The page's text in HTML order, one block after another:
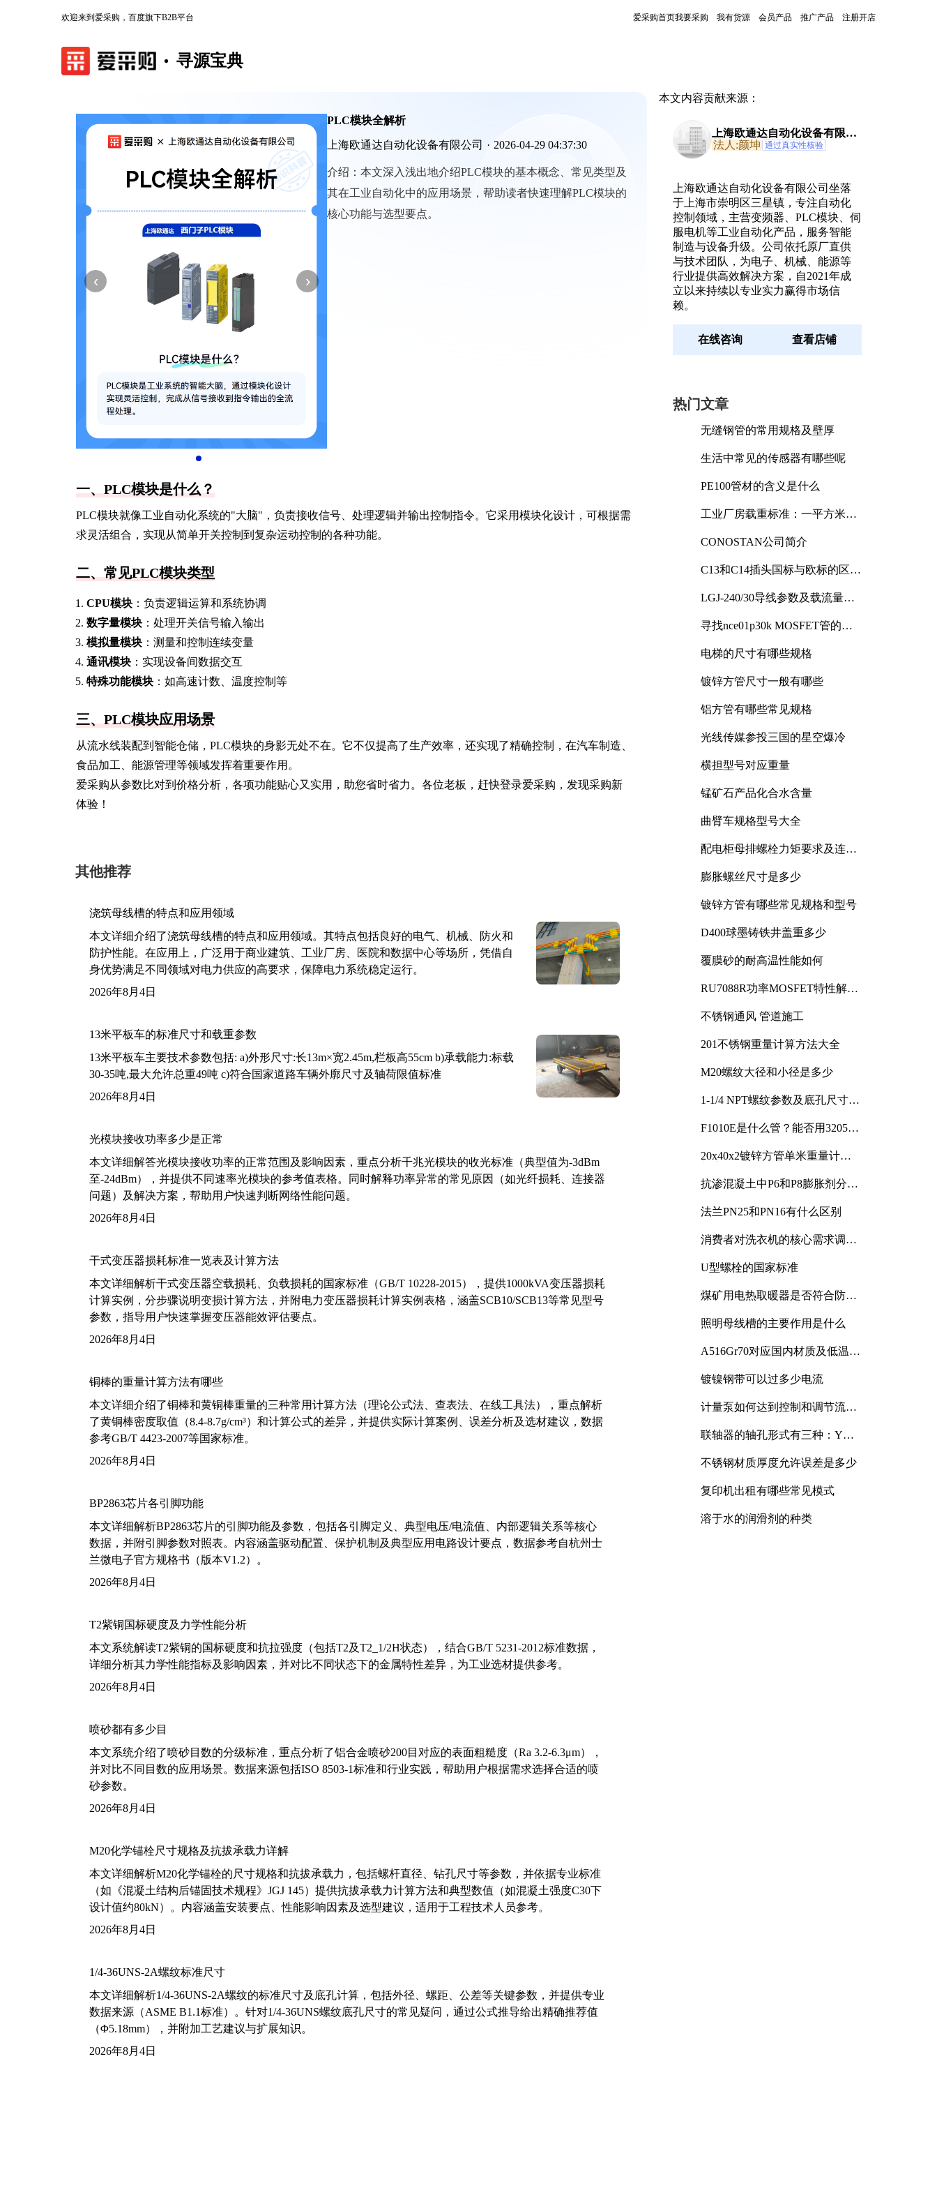
欢迎来到爱采购，百度旗下B2B平台 爱采购首页我要采购 我有货源 会员产品 推广产品 注册开店
寻源宝典
‹ ›
PLC模块全解析
上海欧通达自动化设备有限公司 · 2026-04-29 04:37:30
介绍： 本文深入浅出地介绍PLC模块的基本概念、常见类型及
其在工业自动化中的应用场景，帮助读者快速理解PLC模块的
核心功能与选型要点。
一、PLC模块是什么？
PLC模块就像工业自动化系统的"大脑"，负责接收信号、处理逻辑并输出控制指令。它采用模块化设计，可根据需
求灵活组合，实现从简单开关控制到复杂运动控制的各种功能。
二、常见PLC模块类型
CPU模块 ：负责逻辑运算和系统协调
数字量模块 ：处理开关信号输入输出
模拟量模块 ：测量和控制连续变量
通讯模块 ：实现设备间数据交互
特殊功能模块 ：如高速计数、温度控制等
三、PLC模块应用场景
从流水线装配到智能仓储，PLC模块的身影无处不在。它不仅提高了生产效率，还实现了精确控制，在汽车制造、
食品加工、能源管理等领域发挥着重要作用。
爱采购从参数比对到价格分析，各项功能贴心又实用，助您省时省力。各位老板，赶快登录爱采购，发现采购新
体验！
其他推荐
浇筑母线槽的特点和应用领域
本文详细介绍了浇筑母线槽的特点和应用领域。其特点包括良好的电气、机械、防火和
防护性能。在应用上，广泛用于商业建筑、工业厂房、医院和数据中心等场所，凭借自
身优势满足不同领域对电力供应的高要求，保障电力系统稳定运行。
2026年8月4日
13米平板车的标准尺寸和载重参数
13米平板车主要技术参数包括: a)外形尺寸:长13m×宽2.45m,栏板高55cm b)承载能力:标载
30-35吨,最大允许总重49吨 c)符合国家道路车辆外廓尺寸及轴荷限值标准
2026年8月4日
光模块接收功率多少是正常
本文详细解答光模块接收功率的正常范围及影响因素，重点分析千兆光模块的收光标准（典型值为-3dBm
至-24dBm），并提供不同速率光模块的参考值表格。同时解释功率异常的常见原因（如光纤损耗、连接器
问题）及解决方案，帮助用户快速判断网络性能问题。
2026年8月4日
干式变压器损耗标准一览表及计算方法
本文详细解析干式变压器空载损耗、负载损耗的国家标准（GB/T 10228-2015），提供1000kVA变压器损耗
计算实例，分步骤说明变损计算方法，并附电力变压器损耗计算实例表格，涵盖SCB10/SCB13等常见型号
参数，指导用户快速掌握变压器能效评估要点。
2026年8月4日
铜棒的重量计算方法有哪些
本文详细介绍了铜棒和黄铜棒重量的三种常用计算方法（理论公式法、查表法、在线工具法），重点解析
了黄铜棒密度取值（8.4-8.7g/cm³）和计算公式的差异，并提供实际计算案例、误差分析及选材建议，数据
参考GB/T 4423-2007等国家标准。
2026年8月4日
BP2863芯片各引脚功能
本文详细解析BP2863芯片的引脚功能及参数，包括各引脚定义、典型电压/电流值、内部逻辑关系等核心
数据，并附引脚参数对照表。内容涵盖驱动配置、保护机制及典型应用电路设计要点，数据参考自杭州士
兰微电子官方规格书（版本V1.2）。
2026年8月4日
T2紫铜国标硬度及力学性能分析
本文系统解读T2紫铜的国标硬度和抗拉强度（包括T2及T2_1/2H状态），结合GB/T 5231-2012标准数据，
详细分析其力学性能指标及影响因素，并对比不同状态下的金属特性差异，为工业选材提供参考。
2026年8月4日
喷砂都有多少目
本文系统介绍了喷砂目数的分级标准，重点分析了铝合金喷砂200目对应的表面粗糙度（Ra 3.2-6.3μm），
并对比不同目数的应用场景。数据来源包括ISO 8503-1标准和行业实践，帮助用户根据需求选择合适的喷
砂参数。
2026年8月4日
M20化学锚栓尺寸规格及抗拔承载力详解
本文详细解析M20化学锚栓的尺寸规格和抗拔承载力，包括螺杆直径、钻孔尺寸等参数，并依据专业标准
（如《混凝土结构后锚固技术规程》JGJ 145）提供抗拔承载力计算方法和典型数值（如混凝土强度C30下
设计值约80kN）。内容涵盖安装要点、性能影响因素及选型建议，适用于工程技术人员参考。
2026年8月4日
1/4-36UNS-2A螺纹标准尺寸
本文详细解析1/4-36UNS-2A螺纹的标准尺寸及底孔计算，包括外径、螺距、公差等关键参数，并提供专业
数据来源（ASME B1.1标准）。针对1/4-36UNS螺纹底孔尺寸的常见疑问，通过公式推导给出精确推荐值
（Φ5.18mm），并附加工艺建议与扩展知识。
2026年8月4日
本文内容贡献来源：
上海欧通达自动化设备有限公
司
法人:颜坤 通过真实性核验
上海欧通达自动化设备有限公司坐落
于上海市崇明区三星镇，专注自动化
控制领域，主营变频器、PLC模块、伺
服电机等工业自动化产品，服务智能
制造与设备升级。公司依托原厂直供
与技术团队，为电子、机械、能源等
行业提供高效解决方案，自2021年成
立以来持续以专业实力赢得市场信
赖。
在线咨询 查看店铺
热门文章
无缝钢管的常用规格及壁厚
生活中常见的传感器有哪些呢
PE100管材的含义是什么
工业厂房载重标准：一平方米能
CONOSTAN公司简介
C13和C14插头国标与欧标的区别
LGJ-240/30导线参数及载流量解
寻找nce01p30k MOSFET管的合
电梯的尺寸有哪些规格
镀锌方管尺寸一般有哪些
铝方管有哪些常见规格
光线传媒参投三国的星空爆冷
横担型号对应重量
锰矿石产品化合水含量
曲臂车规格型号大全
配电柜母排螺栓力矩要求及连接
膨胀螺丝尺寸是多少
镀锌方管有哪些常见规格和型号
D400球墨铸铁井盖重多少
覆膜砂的耐高温性能如何
RU7088R功率MOSFET特性解析
不锈钢通风 管道施工
201不锈钢重量计算方法大全
M20螺纹大径和小径是多少
1-1/4 NPT螺纹参数及底孔尺寸详
F1010E是什么管？能否用3205或
20x40x2镀锌方管单米重量计算
抗渗混凝土中P6和P8膨胀剂分别
法兰PN25和PN16有什么区别
消费者对洗衣机的核心需求调研
U型螺栓的国家标准
煤矿用电热取暖器是否符合防爆
照明母线槽的主要作用是什么
A516Gr70对应国内材质及低温冲
镀镍钢带可以过多少电流
计量泵如何达到控制和调节流量
联轴器的轴孔形式有三种：Y
不锈钢材质厚度允许误差是多少
复印机出租有哪些常见模式
溶于水的润滑剂的种类